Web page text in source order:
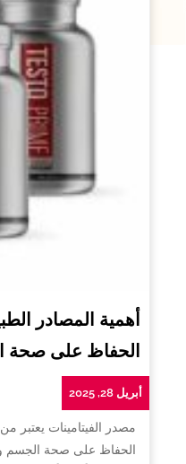
أهمية المصادر
الحفاظ على صحة
أبريل 28, 2025
مصدر الفيتامينات يعتبر
الحفاظ على صحة الجسم